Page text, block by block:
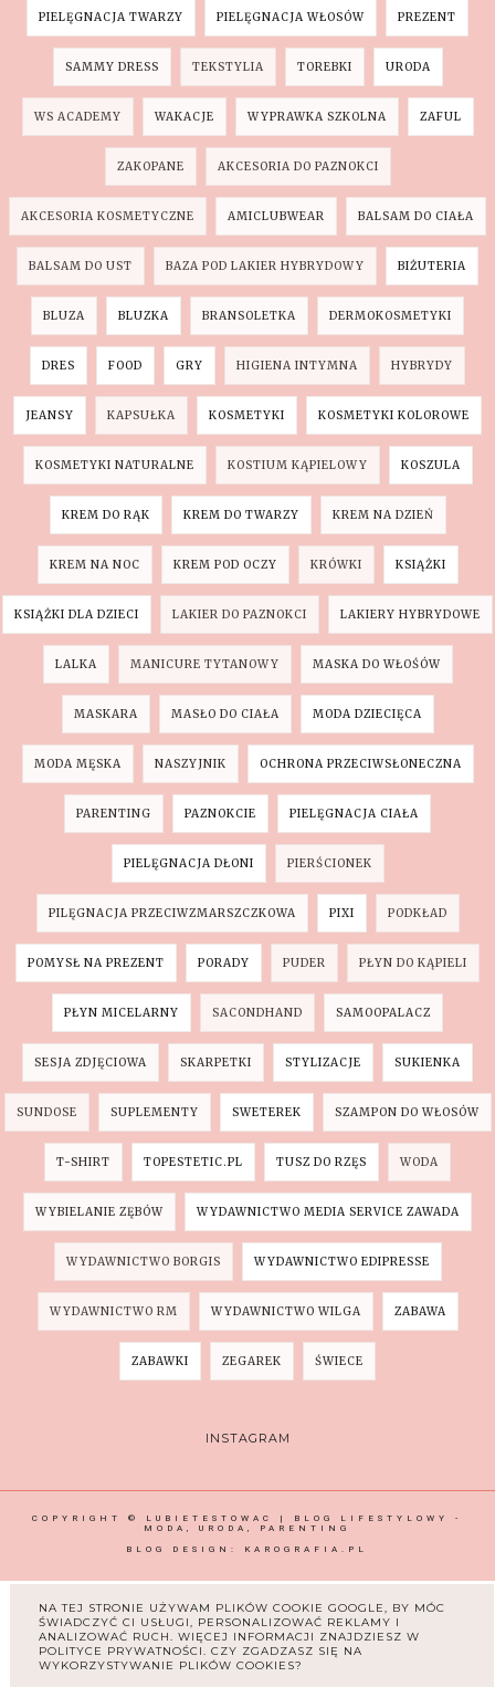
PIELĘGNACJA TWARZY PIELĘGNACJA WŁOSÓW PREZENT
SAMMY DRESS TEKSTYLIA TOREBKI URODA
WS ACADEMY WAKACJE WYPRAWKA SZKOLNA ZAFUL
ZAKOPANE AKCESORIA DO PAZNOKCI
AKCESORIA KOSMETYCZNE AMICLUBWEAR BALSAM DO CIAŁA
BALSAM DO UST BAZA POD LAKIER HYBRYDOWY BIŻUTERIA
BLUZA BLUZKA BRANSOLETKA DERMOKOSMETYKI
DRES FOOD GRY HIGIENA INTYMNA HYBRYDY
JEANSY KAPSUŁKA KOSMETYKI KOSMETYKI KOLOROWE
KOSMETYKI NATURALNE KOSTIUM KĄPIELOWY KOSZULA
KREM DO RĄK KREM DO TWARZY KREM NA DZIEŃ
KREM NA NOC KREM POD OCZY KRÓWKI KSIĄŻKI
KSIĄŻKI DLA DZIECI LAKIER DO PAZNOKCI LAKIERY HYBRYDOWE
LALKA MANICURE TYTANOWY MASKA DO WŁOŚÓW
MASKARA MASŁO DO CIAŁA MODA DZIECIĘCA
MODA MĘSKA NASZYJNIK OCHRONA PRZECIWSŁONECZNA
PARENTING PAZNOKCIE PIELĘGNACJA CIAŁA
PIELĘGNACJA DŁONI PIERŚCIONEK
PILĘGNACJA PRZECIWZMARSZCZKOWA PIXI PODKŁAD
POMYSŁ NA PREZENT PORADY PUDER PŁYN DO KĄPIELI
PŁYN MICELARNY SACONDHAND SAMOOPALACZ
SESJA ZDJĘCIOWA SKARPETKI STYLIZACJE SUKIENKA
SUNDOSE SUPLEMENTY SWETEREK SZAMPON DO WŁOSÓW
T-SHIRT TOPESTETIC.PL TUSZ DO RZĘS WODA
WYBIELANIE ZĘBÓW WYDAWNICTWO MEDIA SERVICE ZAWADA
WYDAWNICTWO BORGIS WYDAWNICTWO EDIPRESSE
WYDAWNICTWO RM WYDAWNICTWO WILGA ZABAWA
ZABAWKI ZEGAREK ŚWIECE
INSTAGRAM
COPYRIGHT © LUBIETESTOWAC | BLOG LIFESTYLOWY -
MODA, URODA, PARENTING
BLOG DESIGN: KAROGRAFIA.PL
NA TEJ STRONIE UŻYWAM PLIKÓW COOKIE GOOGLE, BY MÓC
ŚWIADCZYĆ CI USŁUGI, PERSONALIZOWAĆ REKLAMY I
ANALIZOWAĆ RUCH. WIĘCEJ INFORMACJI ZNAJDZIESZ W
POLITYCE PRYWATNOŚCI. CZY ZGADZASZ SIĘ NA
WYKORZYSTYWANIE PLIKÓW COOKIES?